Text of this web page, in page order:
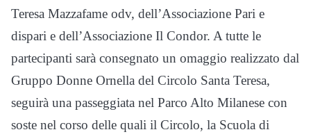
Teresa Mazzafame odv, dell’Associazione Pari e
dispari e dell’Associazione Il Condor. A tutte le
partecipanti sarà consegnato un omaggio realizzato dal
Gruppo Donne Ornella del Circolo Santa Teresa,
seguirà una passeggiata nel Parco Alto Milanese con
soste nel corso delle quali il Circolo, la Scuola di